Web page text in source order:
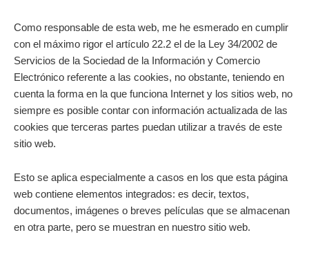
Como responsable de esta web, me he esmerado en cumplir
con el máximo rigor el artículo 22.2 el de la Ley 34/2002 de
Servicios de la Sociedad de la Información y Comercio
Electrónico referente a las cookies, no obstante, teniendo en
cuenta la forma en la que funciona Internet y los sitios web, no
siempre es posible contar con información actualizada de las
cookies que terceras partes puedan utilizar a través de este
sitio web.
Esto se aplica especialmente a casos en los que esta página
web contiene elementos integrados: es decir, textos,
documentos, imágenes o breves películas que se almacenan
en otra parte, pero se muestran en nuestro sitio web.